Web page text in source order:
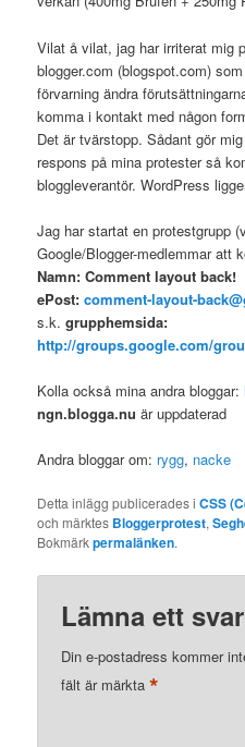
Vilat å vilat, jag har irriterat mig
blogger.com (blogspot.com)
förvarning ändra
komma i kontakt med någon
Det är tvärstopp. Sådant gör
respons på mina protester så
bloggleverantör. WordPress
Jag har startat en protestgrupp
Google/Blogger-medlemmar att
Namn: Comment layout back!
ePost:comment-layout-
s.k.grupphemsida:
http://groups.google.com/
Kolla också mina andra bloggar:
ngn.blogga.nu är uppdaterad
Andra bloggar om: rygg, nacke
Detta inlägg publicerades iCSS
och märktes Bloggerprotest,
Bokmärkpermalänken.
Lämna ett svar
Din e-postadress kommer
fält är märkta*